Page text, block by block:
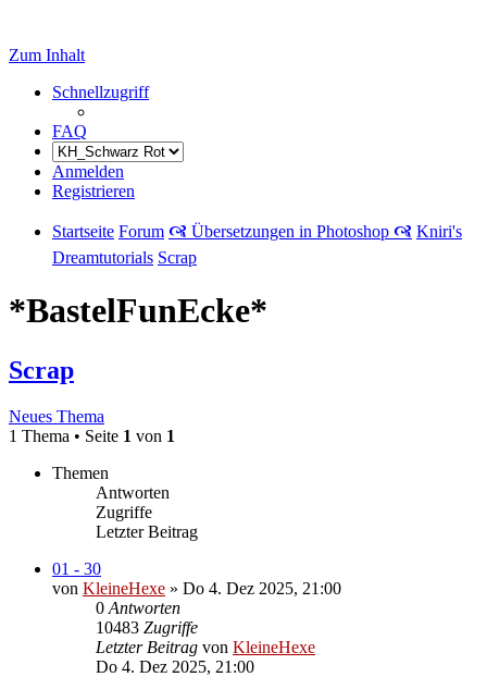
Zum Inhalt
Schnellzugriff
FAQ
Anmelden
Registrieren
Startseite Forum 🙧 Übersetzungen in Photoshop 🙧 Kniri's
Dreamtutorials Scrap
*BastelFunEcke*
Scrap
Neues Thema
1 Thema • Seite 1 von 1
Themen
Antworten
Zugriffe
Letzter Beitrag
01 - 30
von KleineHexe » Do 4. Dez 2025, 21:00
0 Antworten
10483 Zugriffe
Letzter Beitrag von KleineHexe
Do 4. Dez 2025, 21:00